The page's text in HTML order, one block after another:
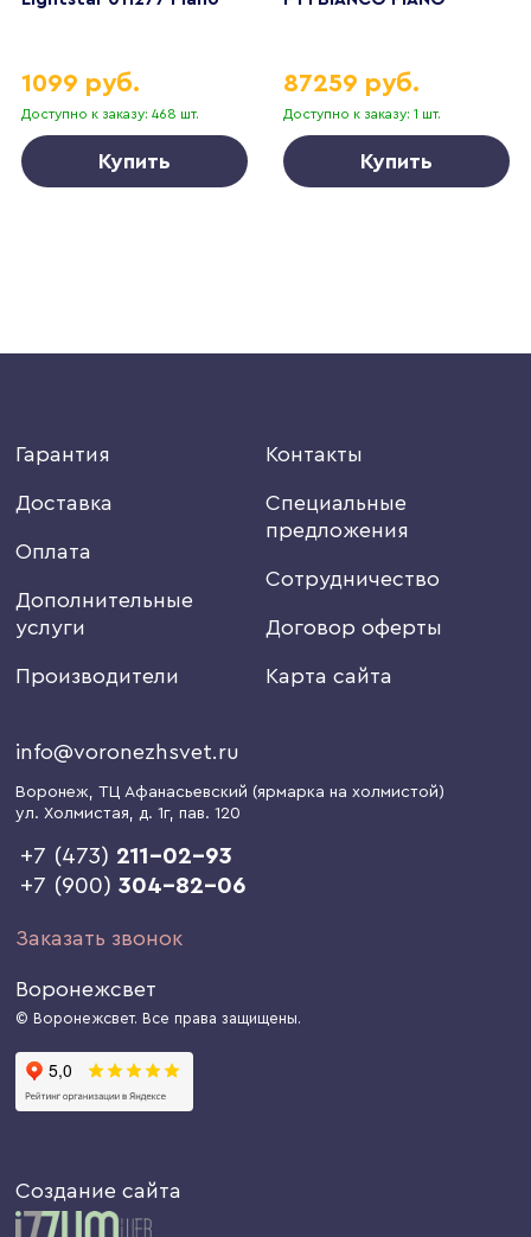
Доступно к заказу: 468 шт.
1099 руб.
Купить
Доступно к заказу: 1 шт.
87259 руб.
Купить
Гарантия
Доставка
Оплата
Дополнительные
услуги
Производители
Контакты
Специальные
предложения
Сотрудничество
Договор оферты
Карта сайта
info@voronezhsvet.ru
Воронеж, ТЦ Афанасьевский (ярмарка на холмистой)
ул. Холмистая, д. 1г, пав. 120
+7 (473) 211-02-93
+7 (900)304-82-06
Заказать звонок
Воронежсвет
© Воронежсвет. Все права защищены.
Создание сайта